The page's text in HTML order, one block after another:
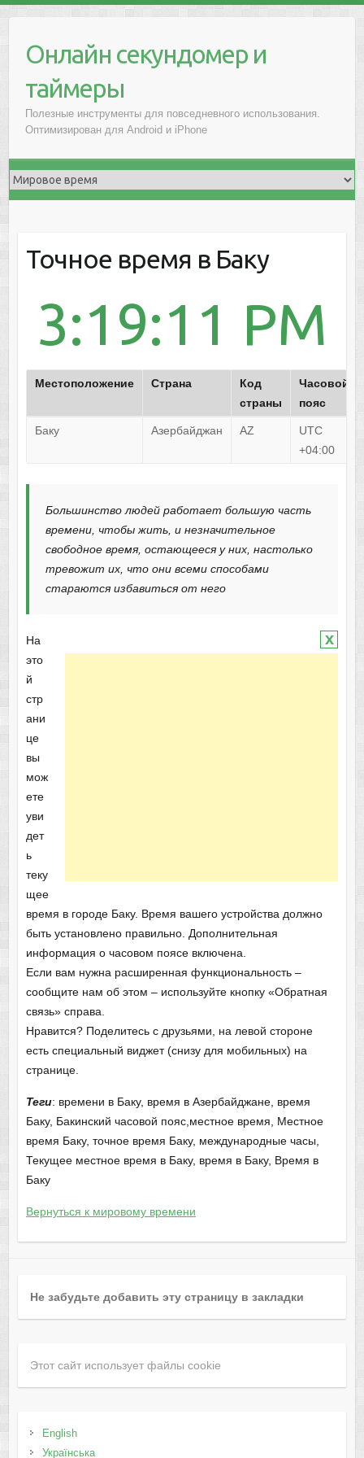
Онлайн секундомер и
таймеры
Полезные инструменты для повседневного использования.
Оптимизирован для Android и iPhone
Точное время в Баку
3:19:11 PM
Местоположение Страна
Код
страны
Часовой
пояс
Баку Азербайджан AZ
UTC
+04:00
Большинство людей работает большую часть
времени, чтобы жить, и незначительное
свободное время, остающееся у них, настолько
тревожит их, что они всеми способами
стараются избавиться от него
x
На
это
й
стр
ани
це
вы
мож
ете
уви
дет
ь
теку
щее
время в городе Баку. Время вашего устройства должно
быть установлено правильно. Дополнительная
информация о часовом поясе включена.
Если вам нужна расширенная функциональность –
сообщите нам об этом – используйте кнопку «Обратная
связь» справа.
Нравится? Поделитесь с друзьями, на левой стороне
есть специальный виджет (снизу для мобильных) на
странице.
Теги: времени в Баку, время в Азербайджане, время
Баку, Бакинский часовой пояс,местное время, Местное
время Баку, точное время Баку, международные часы,
Текущее местное время в Баку, время в Баку, Время в
Баку
Вернуться к мировому времени
Не забудьте добавить эту страницу в закладки
Этот сайт использует файлы cookie
English
Українська